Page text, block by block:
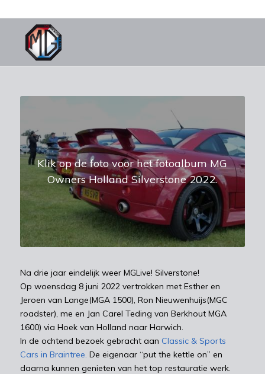
Klik op de foto voor het fotoalbum MG
Owners Holland Silverstone 2022.
Na drie jaar eindelijk weer MGLive! Silverstone!
Op woensdag 8 juni 2022 vertrokken met Esther en
Jeroen van Lange(MGA 1500), Ron Nieuwenhuijs(MGC
roadster), me en Jan Carel Teding van Berkhout MGA
1600) via Hoek van Holland naar Harwich.
In de ochtend bezoek gebracht aan Classic & Sports
Cars in Braintree. De eigenaar “put the kettle on” en
daarna kunnen genieten van het top restauratie werk.